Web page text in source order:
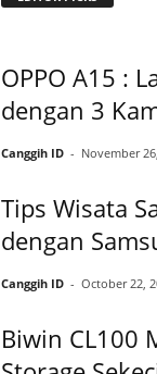
OPPO A15 :
dengan 3
Canggih ID - November
Tips Wisata
dengan
Canggih ID - October 22,
Biwin CL100